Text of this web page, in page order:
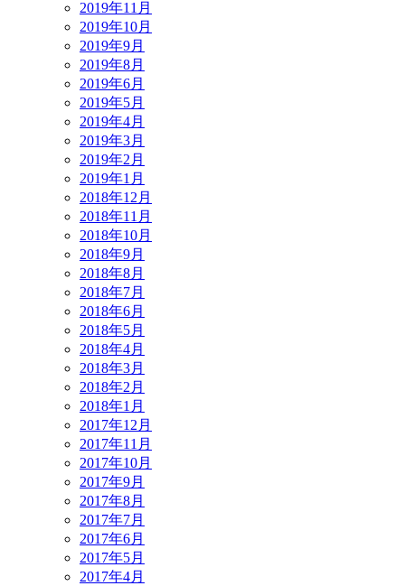
2019年11月
2019年10月
2019年9月
2019年8月
2019年6月
2019年5月
2019年4月
2019年3月
2019年2月
2019年1月
2018年12月
2018年11月
2018年10月
2018年9月
2018年8月
2018年7月
2018年6月
2018年5月
2018年4月
2018年3月
2018年2月
2018年1月
2017年12月
2017年11月
2017年10月
2017年9月
2017年8月
2017年7月
2017年6月
2017年5月
2017年4月